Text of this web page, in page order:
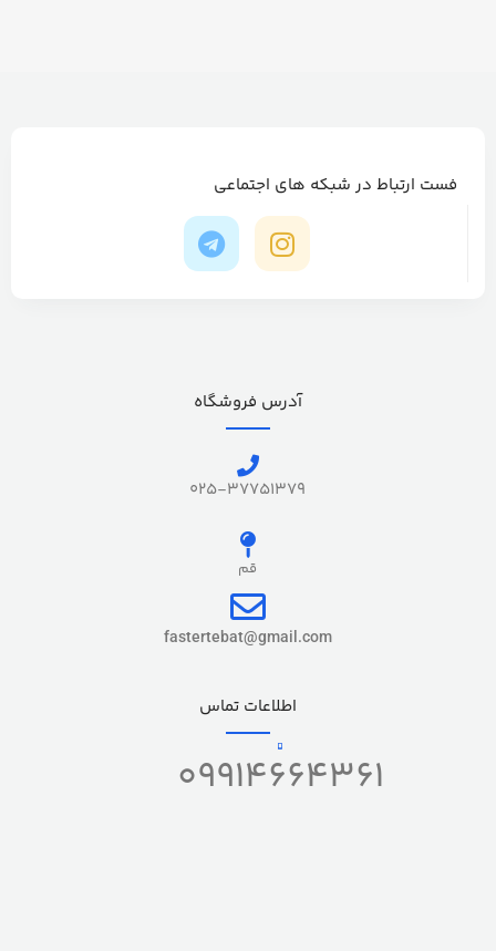
فست ارتباط در شبکه های اجتماعی
آدرس فروشگاه
025-37751379
قم
fastertebat@gmail.com
اطلاعات تماس
09914664361